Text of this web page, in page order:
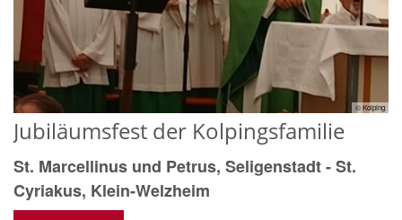
© Kolping
Jubiläumsfest der Kolpingsfamilie
St. Marcellinus und Petrus, Seligenstadt - St.
Cyriakus, Klein-Welzheim